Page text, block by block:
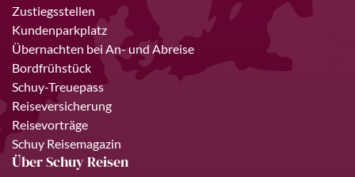
Zustiegsstellen
Kundenparkplatz
Übernachten bei An- und Abreise
Bordfrühstück
Schuy-Treuepass
Reiseversicherung
Reisevorträge
Schuy Reisemagazin
Über Schuy Reisen